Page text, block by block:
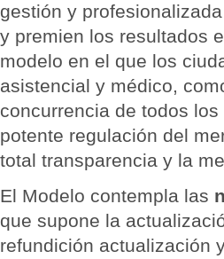
gestión y
y premien los resultados
modelo en el que los
asistencial y médico,
concurrencia de todos
potente regulación del
total transparencia y la
El Modelo contempla las
que supone la
refundición actualización